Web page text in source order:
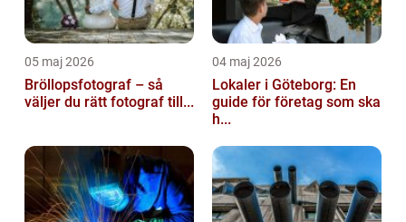
05 maj 2026
Bröllopsfotograf – så
väljer du rätt fotograf till...
04 maj 2026
Lokaler i Göteborg: En
guide för företag som ska
h...